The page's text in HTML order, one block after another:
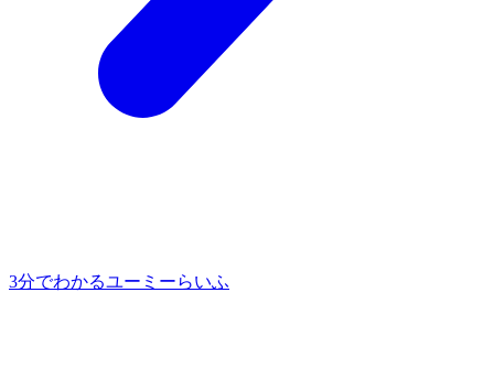
3分でわかるユーミーらいふ